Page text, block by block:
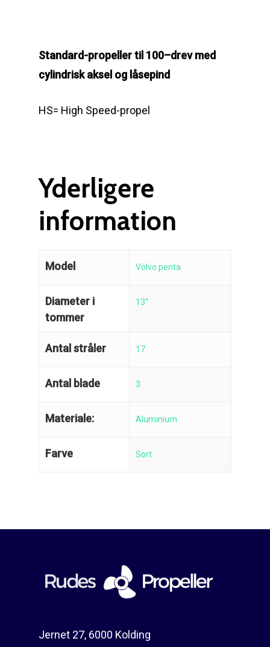
Standard-propeller til 100–drev med
cylindrisk aksel og låsepind
HS= High Speed-propel
Yderligere
information
Model Volvo penta
Diameter i
tommer
13"
Antal stråler 17
Antal blade 3
Materiale: Aluminium
Farve Sort
Jernet 27, 6000 Kolding
Rudes Propeller